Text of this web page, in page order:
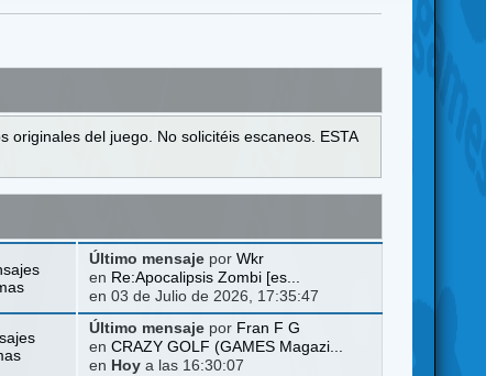
del juego. No solicitéis escaneos. ESTA
Último mensajepor Wkr
en Re:Apocalipsis Zombi [es...
en 03 de Julio de 2026, 17:35:47
Último mensajepor Fran F G
en CRAZY GOLF (GAMES Magazi...
en Hoya las 16:30:07